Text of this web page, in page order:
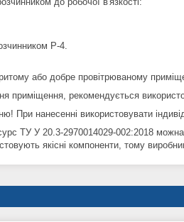
Р-4.
або добре провітрюваному
приміщення, рекомендується
При нанесенні використовувати
ТУ У 20.3-2970014029-002:2018 можна
якісні компоненти, тому виробник